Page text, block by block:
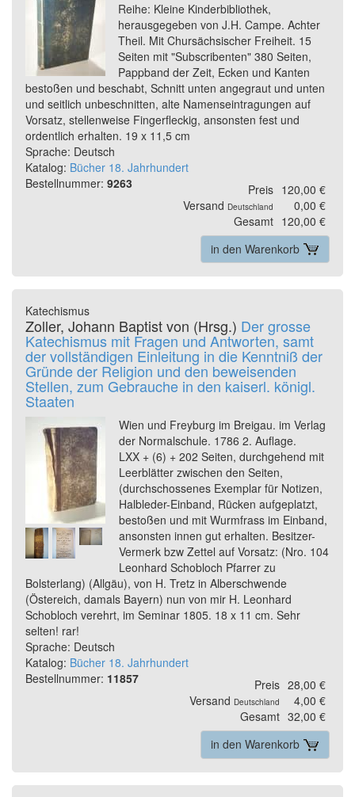
Reihe: Kleine Kinderbibliothek,
herausgegeben von J.H. Campe. Achter
Theil. Mit Chursächsischer Freiheit. 15
Seiten mit "Subscribenten" 380 Seiten,
Pappband der Zeit, Ecken und Kanten
bestoßen und beschabt, Schnitt unten angegraut und unten
und seitlich unbeschnitten, alte Namenseintragungen auf
Vorsatz, stellenweise Fingerfleckig, ansonsten fest und
ordentlich erhalten. 19 x 11,5 cm
Sprache: Deutsch
Katalog: Bücher 18. Jahrhundert
Bestellnummer: 9263 Preis 120,00 €
Versand Deutschland
0,00 €
Gesamt 120,00 €
in den Warenkorb
Katechismus
Zoller, Johann Baptist von (Hrsg.) Der grosse
Katechismus mit Fragen und Antworten, samt
der vollständigen Einleitung in die Kenntniß der
Gründe der Religion und den beweisenden
Stellen, zum Gebrauche in den kaiserl. königl.
Staaten
Wien und Freyburg im Breigau. im Verlag
der Normalschule. 1786 2. Auflage.
LXX + (6) + 202 Seiten, durchgehend mit
Leerblätter zwischen den Seiten,
(durchschossenes Exemplar für Notizen,
Halbleder-Einband, Rücken aufgeplatzt,
bestoßen und mit Wurmfrass im Einband,
ansonsten innen gut erhalten. Besitzer-
Vermerk bzw Zettel auf Vorsatz: (Nro. 104
Leonhard Schobloch Pfarrer zu
Bolsterlang) (Allgäu), von H. Tretz in Alberschwende
(Östereich, damals Bayern) nun von mir H. Leonhard
Schobloch verehrt, im Seminar 1805. 18 x 11 cm. Sehr
selten! rar!
Sprache: Deutsch
Katalog: Bücher 18. Jahrhundert
Bestellnummer: 11857 Preis 28,00 €
Versand Deutschland
4,00 €
Gesamt 32,00 €
in den Warenkorb